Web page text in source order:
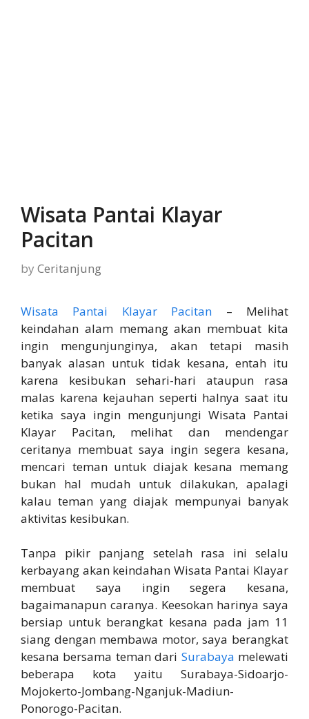
Wisata Pantai Klayar
Pacitan
by Ceritanjung
Wisata Pantai Klayar Pacitan – Melihat
keindahan alam memang akan membuat kita
ingin mengunjunginya, akan tetapi masih
banyak alasan untuk tidak kesana, entah itu
karena kesibukan sehari-hari ataupun rasa
malas karena kejauhan seperti halnya saat itu
ketika saya ingin mengunjungi Wisata Pantai
Klayar Pacitan, melihat dan mendengar
ceritanya membuat saya ingin segera kesana,
mencari teman untuk diajak kesana memang
bukan hal mudah untuk dilakukan, apalagi
kalau teman yang diajak mempunyai banyak
aktivitas kesibukan.
Tanpa pikir panjang setelah rasa ini selalu
kerbayang akan keindahan Wisata Pantai Klayar
membuat saya ingin segera kesana,
bagaimanapun caranya. Keesokan harinya saya
bersiap untuk berangkat kesana pada jam 11
siang dengan membawa motor, saya berangkat
kesana bersama teman dari Surabaya melewati
beberapa kota yaitu Surabaya-Sidoarjo-
Mojokerto-Jombang-Nganjuk-Madiun-
Ponorogo-Pacitan.